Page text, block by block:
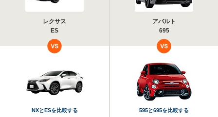
レクサス
ES
アバルト
695
NXとESを比較する 595と695を比較する